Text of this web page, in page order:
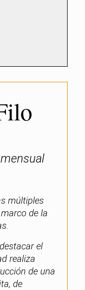
múltiples
de la
el
realiza
de una
de